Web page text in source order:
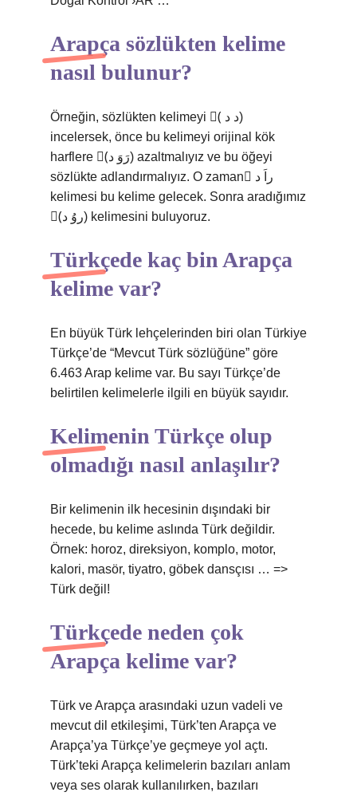
Arapça sözlükten kelime
nasıl bulunur?
Örneğin, sözlükten kelimeyi (ٌ د د)
incelersek, önce bu kelimeyi orijinal kök
harflere (َرَوَ د) azaltmalıyız ve bu öğeyi
sözlükte adlandırmalıyız. O zaman ٌراَ د
kelimesi bu kelime gelecek. Sonra aradığımız
(ٌروُ د) kelimesini buluyoruz.
Türkçede kaç bin Arapça
kelime var?
En büyük Türk lehçelerinden biri olan Türkiye
Türkçe’de “Mevcut Türk sözlüğüne” göre
6.463 Arap kelime var. Bu sayı Türkçe’de
belirtilen kelimelerle ilgili en büyük sayıdır.
Kelimenin Türkçe olup
olmadığı nasıl anlaşılır?
Bir kelimenin ilk hecesinin dışındaki bir
hecede, bu kelime aslında Türk değildir.
Örnek: horoz, direksiyon, komplo, motor,
kalori, masör, tiyatro, göbek dansçısı … =>
Türk değil!
Türkçede neden çok
Arapça kelime var?
Türk ve Arapça arasındaki uzun vadeli ve
mevcut dil etkileşimi, Türk’ten Arapça ve
Arapça’ya Türkçe’ye geçmeye yol açtı.
Türk’teki Arapça kelimelerin bazıları anlam
veya ses olarak kullanılırken, bazıları